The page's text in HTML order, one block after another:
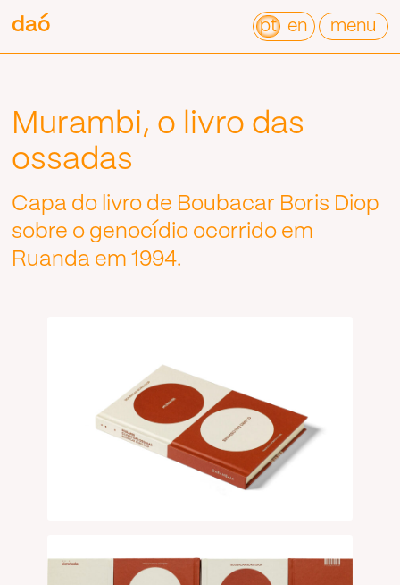
para
conteúdo
daó pt en menu
daó
Murambi, o livro das
ossadas
Capa do livro de Boubacar Boris Diop
sobre o genocídio ocorrido em
Ruanda em 1994.